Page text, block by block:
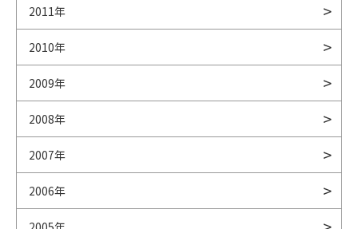
2011年
2010年
2009年
2008年
2007年
2006年